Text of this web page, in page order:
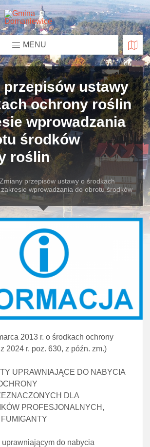
MENU
przepisów ustawy
ochrony roślin
wprowadzania
środków
roślin
Zmiany przepisów ustawy o środkach
wprowadzania do obrotu środków
2013 r. o środkach ochrony
2024 r. poz. 630, z późn. zm.)
UPRAWNIAJĄCE DO NABYCIA
DLA
PROFESJONALNYCH,
uprawniającym do nabycia